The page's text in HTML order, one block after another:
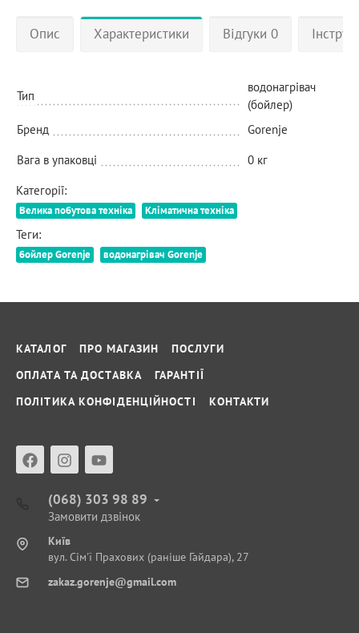
Опис Характеристики Відгуки 0
Тип
водонагрівач
(бойлер)
Бренд
Gorenje
Вага в упаковці
0 кг
Категорії:
Велика побутова техніка Кліматична техніка
Теги:
бойлер Gorenje водонагрівач Gorenje
КАТАЛОГ ПРО МАГАЗИН
ПОСЛУГИ
ОПЛАТА ТА ДОСТАВКА
ГАРАНТІЇ
ПОЛІТИКА КОНФІДЕНЦІЙНОСТІ
КОНТАКТИ
(068) 303 98 89
Замовити дзвінок
Київ
вул. Сім'ї Прахових (раніше Гайдара), 27
zakaz.gorenje@gmail.com